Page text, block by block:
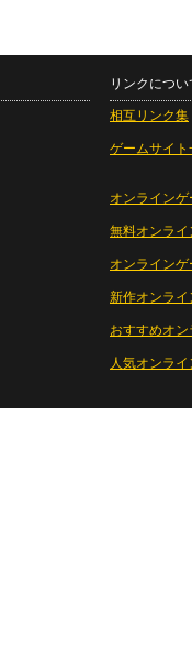
リンクについ
相互リンク集
ゲームサイト
オンラインゲ
無料オンライ
オンライン
新作オンライ
おすすめオ
人気オンラ